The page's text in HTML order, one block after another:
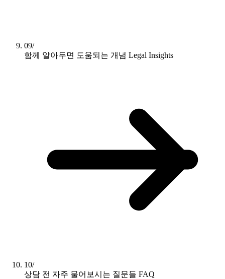
09/
함께 알아두면 도움되는 개념 Legal Insights
10/
상담 전 자주 물어보시는 질문들 FAQ